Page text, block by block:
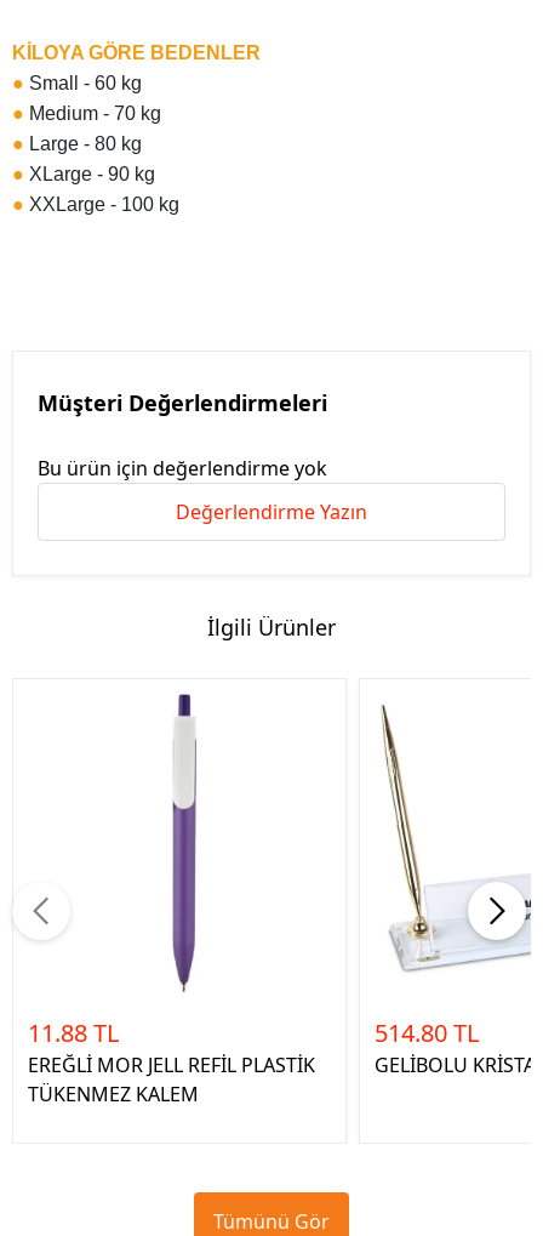
KİLOYA GÖRE BEDENLER
● Small - 60 kg
● Medium - 70 kg
● Large - 80 kg
● XLarge - 90 kg
● XXLarge - 100 kg
Müşteri Değerlendirmeleri
Bu ürün için değerlendirme yok
Değerlendirme Yazın
İlgili Ürünler
11.88 TL
EREĞLİ MOR JELL REFİL PLASTİK
TÜKENMEZ KALEM
514.80 TL
GELİBOLU
Tümünü Gör